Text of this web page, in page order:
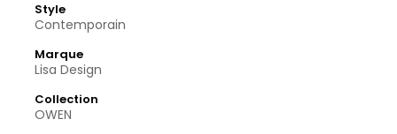
Style
Contemporain
Marque
Lisa Design
Collection
OWEN